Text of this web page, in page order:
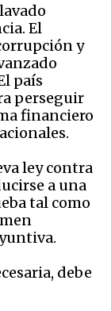
El
y
país
perseguir
financiero
ley contra
a una
tal como
debe